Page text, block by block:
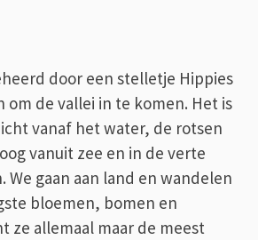
door een stelletje Hippies
om de vallei in te komen. Het is
vanaf het water, de rotsen
vanuit zee en in de verte
We gaan aan land en wandelen
bloemen, bomen en
ze allemaal maar de meest